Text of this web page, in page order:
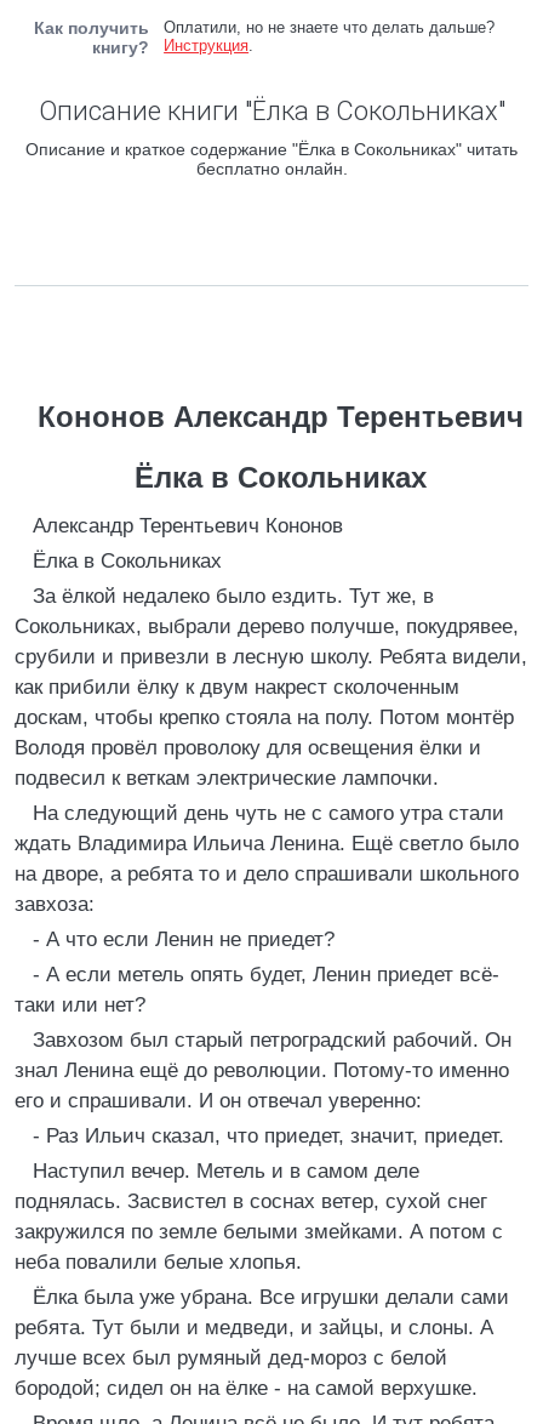
Как получить
книгу?
Оплатили, но не знаете что делать дальше?
Инструкция.
Описание книги "Ёлка в Сокольниках"
Описание и краткое содержание "Ёлка в Сокольниках" читать
бесплатно онлайн.
Кононов Александр Терентьевич
Ёлка в Сокольниках
Александр Терентьевич Кононов
Ёлка в Сокольниках
За ёлкой недалеко было ездить. Тут же, в
Сокольниках, выбрали дерево получше, покудрявее,
срубили и привезли в лесную школу. Ребята видели,
как прибили ёлку к двум накрест сколоченным
доскам, чтобы крепко стояла на полу. Потом монтёр
Володя провёл проволоку для освещения ёлки и
подвесил к веткам электрические лампочки.
На следующий день чуть не с самого утра стали
ждать Владимира Ильича Ленина. Ещё светло было
на дворе, а ребята то и дело спрашивали школьного
завхоза:
- А что если Ленин не приедет?
- А если метель опять будет, Ленин приедет всё-
таки или нет?
Завхозом был старый петроградский рабочий. Он
знал Ленина ещё до революции. Потому-то именно
его и спрашивали. И он отвечал уверенно:
- Раз Ильич сказал, что приедет, значит, приедет.
Наступил вечер. Метель и в самом деле
поднялась. Засвистел в соснах ветер, сухой снег
закружился по земле белыми змейками. А потом с
неба повалили белые хлопья.
Ёлка была уже убрана. Все игрушки делали сами
ребята. Тут были и медведи, и зайцы, и слоны. А
лучше всех был румяный дед-мороз с белой
бородой; сидел он на ёлке - на самой верхушке.